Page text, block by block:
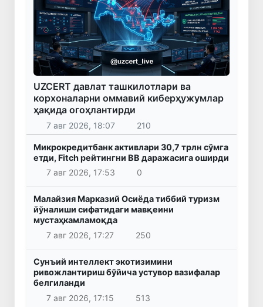
UZCERT давлат ташкилотлари ва
корхоналарни оммавий киберҳужумлар
ҳақида огоҳлантирди
7 авг 2026, 18:07 210
Микрокредитбанк активлари 30,7 трлн сўмга
етди, Fitch рейтингни BB даражасига оширди
7 авг 2026, 17:53
0
Малайзия Марказий Осиёда тиббий туризм
йўналиши сифатидаги мавқеини
мустаҳкамламоқда
7 авг 2026, 17:27
250
Сунъий интеллект экотизимини
ривожлантириш бўйича устувор вазифалар
белгиланди
7 авг 2026, 17:15
513